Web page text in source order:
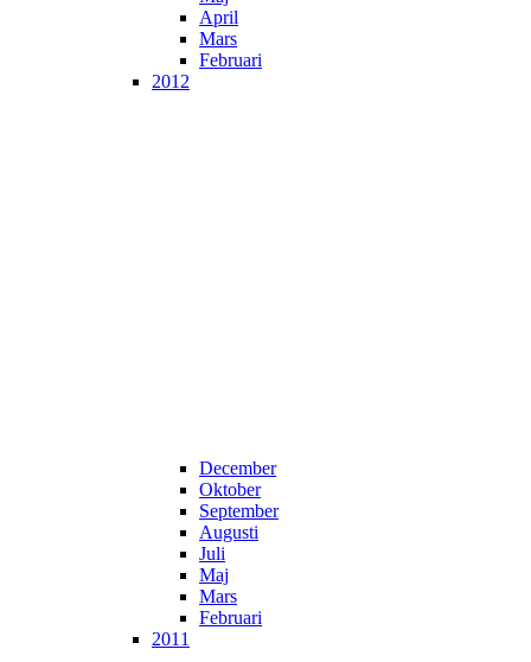
April
Mars
Februari
2012
December
Oktober
September
Augusti
Juli
Maj
Mars
Februari
2011